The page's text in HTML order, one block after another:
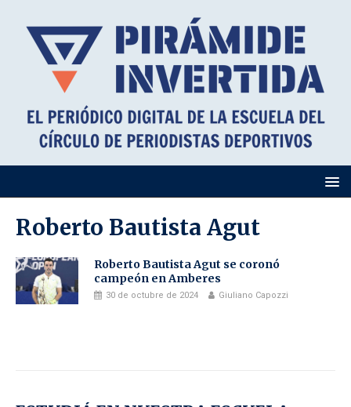
Roberto Bautista Agut
Roberto Bautista Agut se coronó
campeón en Amberes
30 de octubre de 2024 Giuliano Capozzi